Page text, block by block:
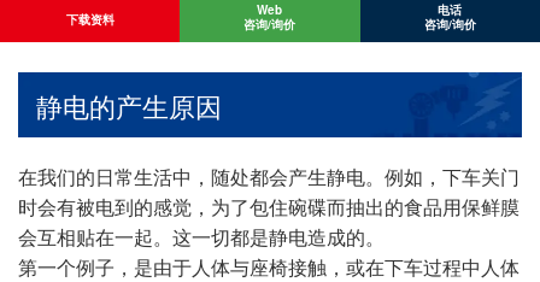
下载资料
Web
咨询/询价
电话
咨询/询价
静电的产生原因
在我们的日常生活中，随处都会产生静电。例如，下车关门
时会有被电到的感觉，为了包住碗碟而抽出的食品用保鲜膜
会互相贴在一起。这一切都是静电造成的。
第一个例子，是由于人体与座椅接触，或在下车过程中人体